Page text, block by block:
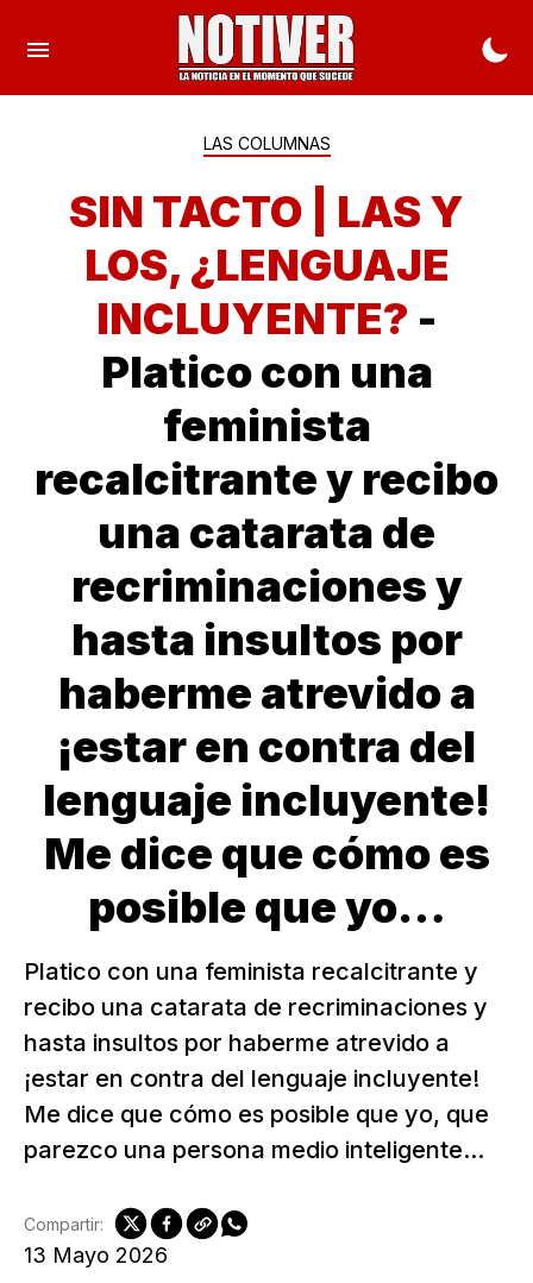
LAS COLUMNAS
SIN TACTO | LAS Y
LOS, ¿LENGUAJE
INCLUYENTE? -
Platico con una
feminista
recalcitrante y recibo
una catarata de
recriminaciones y
hasta insultos por
haberme atrevido a
¡estar en contra del
lenguaje incluyente!
Me dice que cómo es
posible que yo…
Platico con una feminista recalcitrante y
recibo una catarata de recriminaciones y
hasta insultos por haberme atrevido a
¡estar en contra del lenguaje incluyente!
Me dice que cómo es posible que yo, que
parezco una persona medio inteligente...
13 Mayo 2026
Compartir: